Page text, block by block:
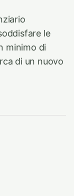
le
minimo di
di un nuovo